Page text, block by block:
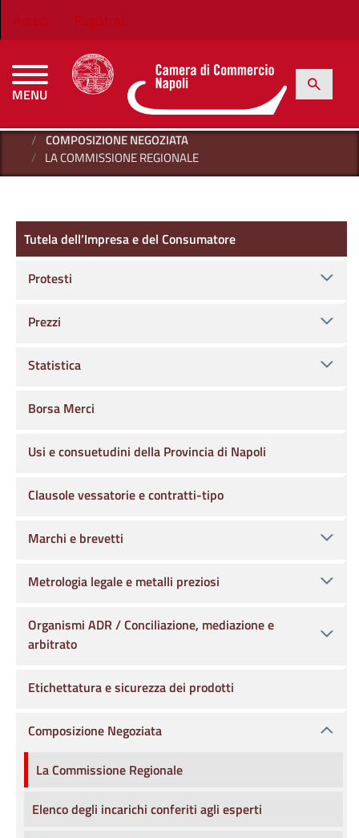
Menu profilo utente
Accedi Registrati
MENU
CAMERE DI COMMERCIO D'ITALIA
Cerca
h
COMPOSIZIONE NEGOZIATA
LA COMMISSIONE REGIONALE
Tutela dell’Impresa e del Consumatore
Tutela dell’Impresa e del Consumatore
Protesti
Prezzi
Statistica
Borsa Merci
Usi e consuetudini della Provincia di Napoli
Clausole vessatorie e contratti-tipo
Marchi e brevetti
Metrologia legale e metalli preziosi
Organismi ADR / Conciliazione, mediazione e
arbitrato
Etichettatura e sicurezza dei prodotti
Composizione Negoziata
La Commissione Regionale
Elenco degli incarichi conferiti agli esperti